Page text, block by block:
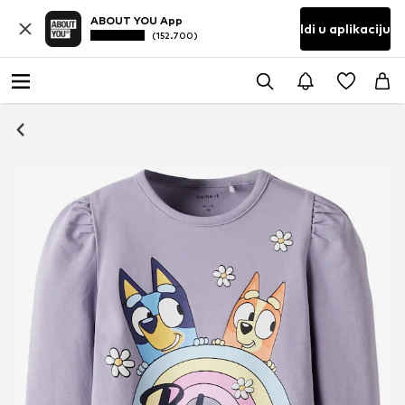
ABOUT YOU App
(152.700) Idi u aplikaciju